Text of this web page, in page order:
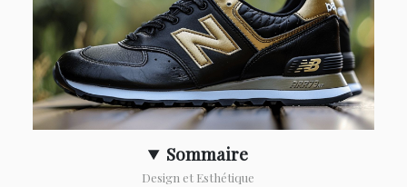
Sommaire
Design et Esthétique